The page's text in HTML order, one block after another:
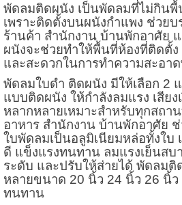
พัดลมติดผนัง เป็นพัดลมที่ไม่กินพื้
เพราะติดตั้งบนผนังกำแพง ช่วยบ
ร้านค้า สำนักงาน บ้านพักอาศัย
ผนังจะช่วยทำให้พื้นที่ห้องที่ติดตั้ง
และสะดวกในการทำความสะอา
พัดลมใบดำ ติดผนัง มีให้เลือก 2
แบบติดผนัง ให้กำลังลมแรง เสียง
หลากหลายเหมาะสำหรับทุกสถา
อาหาร สำนักงาน บ้านพักอาศัย
ใบพัดลมเป็นอลูมิเนียมหล่อทั้งใบ
ดี แข็งแรงทนทาน ลมแรงเย็นสบ
ระดับ และปรับให้ส่ายได้ พัดลมติ
หลายขนาด 20 นิ้ว 24 นิ้ว 26 นิ้ว
ทนทาน